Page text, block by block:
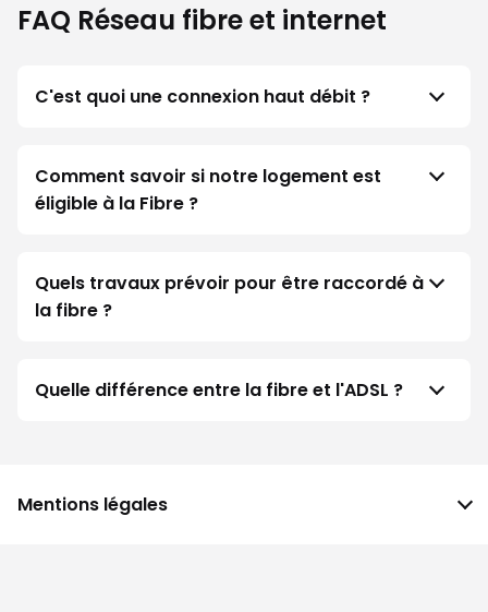
FAQ Réseau fibre et internet
C'est quoi une connexion haut débit ?
Comment savoir si notre logement est
éligible à la Fibre ?
Quels travaux prévoir pour être raccordé à
la fibre ?
Quelle différence entre la fibre et l'ADSL ?
Mentions légales